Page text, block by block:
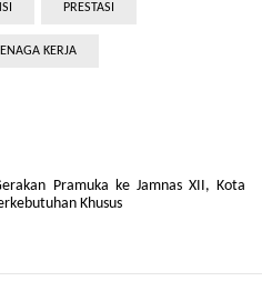
PRESTASI
KERJA
Pramuka ke Jamnas XII, Kota
Khusus